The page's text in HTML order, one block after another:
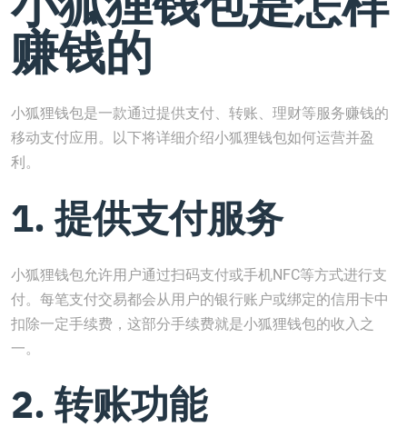
赚钱的
小狐狸钱包是一款通过提供支付、转账、理财等服务赚钱的
移动支付应用。以下将详细介绍小狐狸钱包如何运营并盈
利。
1. 提供支付服务
小狐狸钱包允许用户通过扫码支付或手机NFC等方式进行支
付。每笔支付交易都会从用户的银行账户或绑定的信用卡中
扣除一定手续费，这部分手续费就是小狐狸钱包的收入之
一。
2. 转账功能